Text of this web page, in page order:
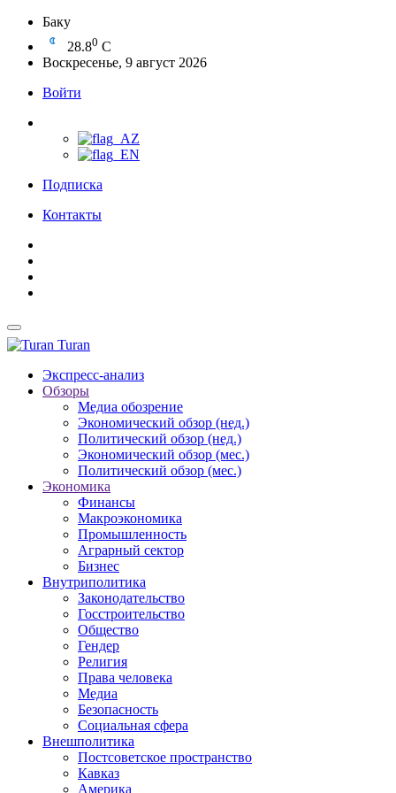
Баку
28.80 C
Воскресенье, 9 август 2026
Войти
Подписка
Контакты
Turan
Экспресс-анализ
Обзоры
Медиа обозрение
Экономический обзор (нед.)
Политический обзор (нед.)
Экономический обзор (мес.)
Политический обзор (мес.)
Экономика
Финансы
Макроэкономика
Промышленность
Аграрный сектор
Бизнес
Внутриполитика
Законодательство
Госстроительство
Общество
Гендер
Религия
Права человека
Медиа
Безопасность
Социальная сфера
Внешполитика
Постсоветское пространство
Кавказ
Америка